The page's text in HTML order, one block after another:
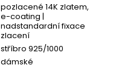
pozlacené 14K zlatem,
e-coating |
nadstandardní fixace
zlacení
stříbro 925/1000
dámské